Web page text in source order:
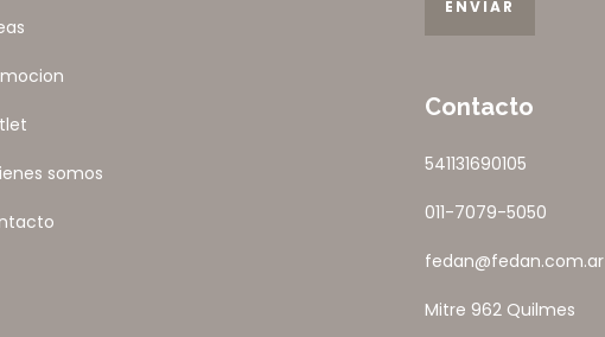
somos
Contacto
541131690105
011-7079-5050
fedan@fedan.com.ar
Mitre 962 Quilmes